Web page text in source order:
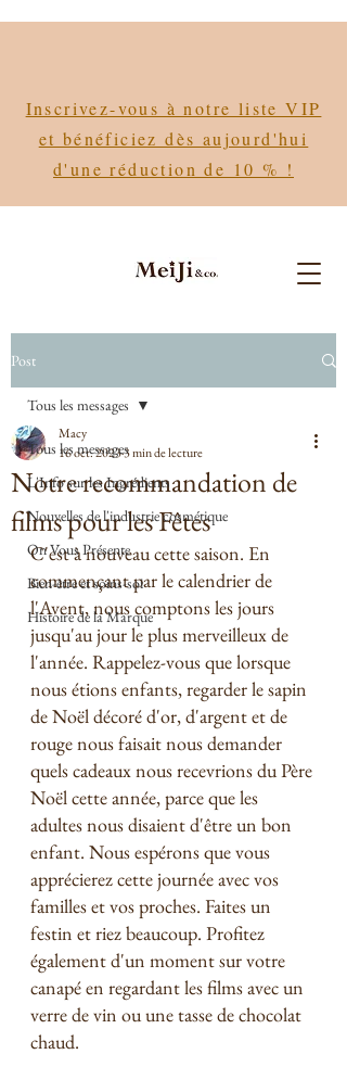
Inscrivez-vous à notre liste VIP
et bénéficiez dès aujourd'hui
d'une réduction de 10 % !
Post
Tous les messages
L'Info sur les Ingrédients
Nouvelles de l'industrie cosmétique
On Vous Présente
Bien-être et soins-soi
Histoire de la Marque
Tous les messages
Notre recommandation de
films pour les Fêtes
Macy
16 oct. 20233 min de lecture
C'est à nouveau cette saison. En
commençant par le calendrier de
l'Avent, nous comptons les jours
jusqu'au jour le plus merveilleux de
l'année. Rappelez-vous que lorsque
nous étions enfants, regarder le sapin
de Noël décoré d'or, d'argent et de
rouge nous faisait nous demander
quels cadeaux nous recevrions du Père
Noël cette année, parce que les
adultes nous disaient d'être un bon
enfant. Nous espérons que vous
apprécierez cette journée avec vos
familles et vos proches. Faites un
festin et riez beaucoup. Profitez
également d'un moment sur votre
canapé en regardant les films avec un
verre de vin ou une tasse de chocolat
chaud.